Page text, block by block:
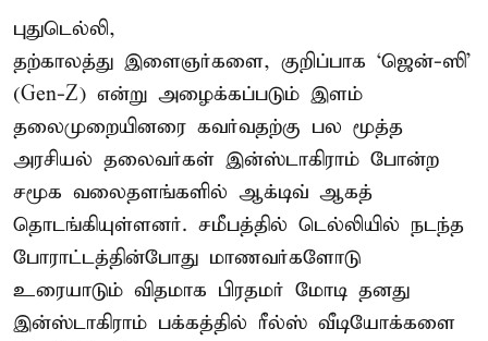
புதுடெல்லி,
தற்காலத்து இளைஞர்களை, குறிப்பாக ‘ஜென்-ஸி’
(Gen-Z) என்று அழைக்கப்படும் இளம்
தலைமுறையினரை கவர்வதற்கு பல மூத்த
அரசியல் தலைவர்கள் இன்ஸ்டாகிராம் போன்ற
சமூக வலைதளங்களில் ஆக்டிவ் ஆகத்
தொடங்கியுள்ளனர். சமீபத்தில் டெல்லியில் நடந்த
போராட்டத்தின்போது மாணவர்களோடு
உரையாடும் விதமாக பிரதமர் மோடி தனது
இன்ஸ்டாகிராம் பக்கத்தில் ரீல்ஸ் வீடியோக்களை